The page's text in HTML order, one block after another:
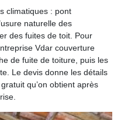
climatiques : pont
naturelle des
des fuites de toit. Pour
Vdar couverture
de fuite de toiture, puis les
Le devis donne les détails
qu’on obtient après